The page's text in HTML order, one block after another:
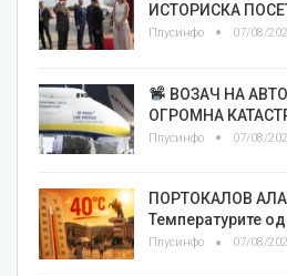
ИСТОРИСКА
Плусинфо 07/08/
ВОЗАЧ НА
ОГРОМНА
Плусинфо 07/08/
ПОРТОКАЛОВ
Температурите
Плусинфо 07/08/